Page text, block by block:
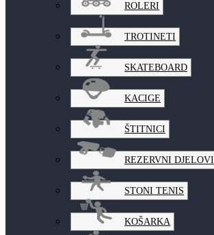
ROLERI
TROTINETI
SKATEBOARD
KACIGE
ŠTITNICI
REZERVNI DJELOVI
STONI TENIS
KOŠARKA